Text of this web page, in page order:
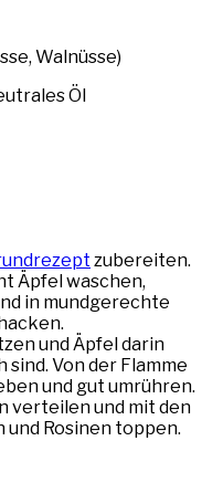
Walnüsse)
Öl
zubereiten.
Äpfel waschen,
in mundgerechte
und Äpfel darin
sind. Von der Flamme
und gut umrühren.
verteilen und mit den
Rosinen toppen.